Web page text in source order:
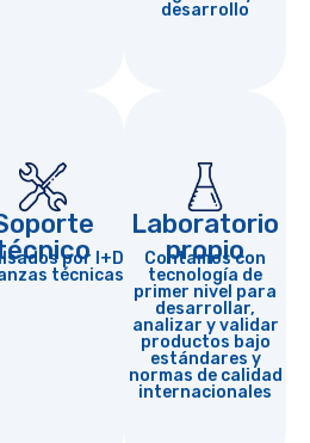
desarrollo
por I+D
técnicas
Laboratorio
propio
Contamos con
tecnología de
primer nivel para
desarrollar,
analizar y validar
productos bajo
estándares y
normas de calidad
internacionales